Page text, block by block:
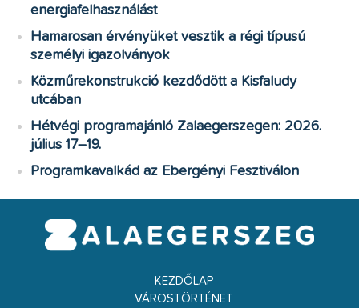
energiafelhasználást
Hamarosan érvényüket vesztik a régi típusú
személyi igazolványok
Közműrekonstrukció kezdődött a Kisfaludy
utcában
Hétvégi programajánló Zalaegerszegen: 2026.
július 17–19.
Programkavalkád az Ebergényi Fesztiválon
KEZDŐLAP
VÁROSTÖRTÉNET